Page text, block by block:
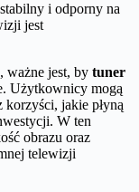
i odporny na
jest
ważne jest, by tuner
Użytkownicy mogą
jakie płyną
W ten
obrazu oraz
telewizji